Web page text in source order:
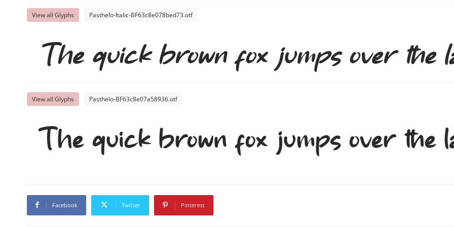
View all Glyphs Pasthelo-Italic-BF63c8e078bed73.otf
The quick brown fox jumps over the
View all Glyphs Pasthelo-BF63c8e07a58936.otf
The quick brown fox jumps over the
Facebook Twitter Pinterest